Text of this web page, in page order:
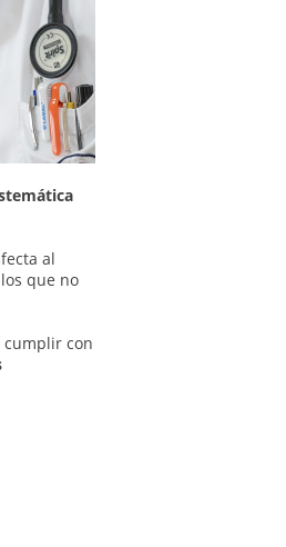
al
que no
cumplir con